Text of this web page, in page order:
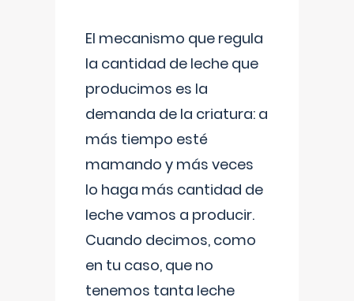
El mecanismo que regula
la cantidad de leche que
producimos es la
demanda de la criatura: a
más tiempo esté
mamando y más veces
lo haga más cantidad de
leche vamos a producir.
Cuando decimos, como
en tu caso, que no
tenemos tanta leche